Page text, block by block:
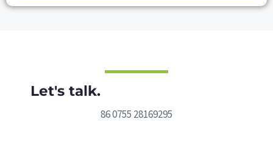
Let's talk.
86 0755 28169295